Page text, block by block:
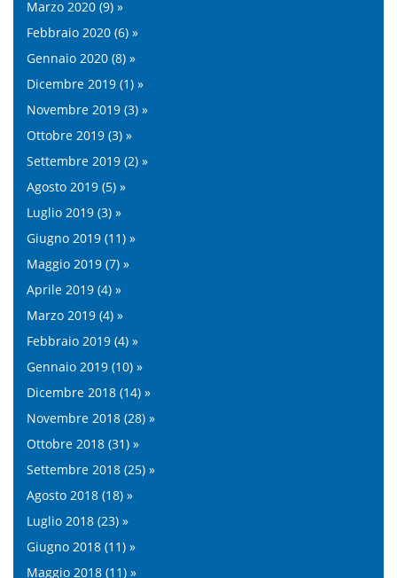
Marzo 2020 (9) »
Febbraio 2020 (6) »
Gennaio 2020 (8) »
Dicembre 2019 (1) »
Novembre 2019 (3) »
Ottobre 2019 (3) »
Settembre 2019 (2) »
Agosto 2019 (5) »
Luglio 2019 (3) »
Giugno 2019 (11) »
Maggio 2019 (7) »
Aprile 2019 (4) »
Marzo 2019 (4) »
Febbraio 2019 (4) »
Gennaio 2019 (10) »
Dicembre 2018 (14) »
Novembre 2018 (28) »
Ottobre 2018 (31) »
Settembre 2018 (25) »
Agosto 2018 (18) »
Luglio 2018 (23) »
Giugno 2018 (11) »
Maggio 2018 (11) »